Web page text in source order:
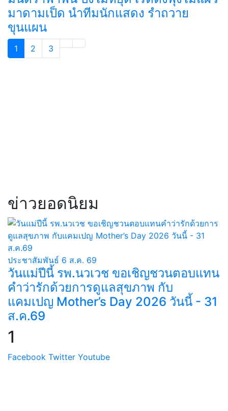
มาดามเป็ด นำทีมนักแสดง รำถวาย
ขุนแผน
1 2 3
ข่าวยอดนิยม
ประชาสัมพันธ์ 6 ส.ค. 69
วันแม่ปีนี้ รพ.นวเวช ขอเชิญชวนตอบแทน
คำว่ารักด้วยการดูแลสุขภาพ กับ
แคมเปญ Mother’s Day 2026 วันนี้ - 31
ส.ค.69
1
Facebook Twitter Youtube